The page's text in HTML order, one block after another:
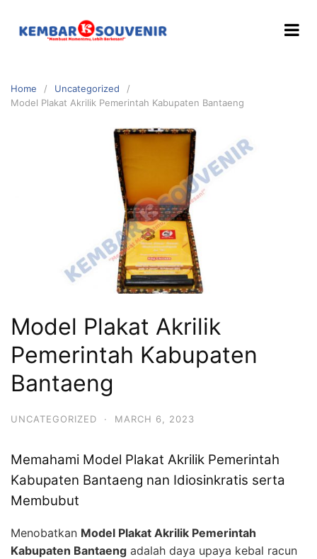
Home
Uncategorized
Model Plakat Akrilik Pemerintah Kabupaten Bantaeng
Model Plakat Akrilik
Pemerintah Kabupaten
Bantaeng
UNCATEGORIZED · MARCH 6, 2023
Memahami Model Plakat Akrilik Pemerintah
Kabupaten Bantaeng nan Idiosinkratis serta
Membubut
Menobatkan Model Plakat Akrilik Pemerintah
Kabupaten Bantaeng adalah daya upaya kebal racun